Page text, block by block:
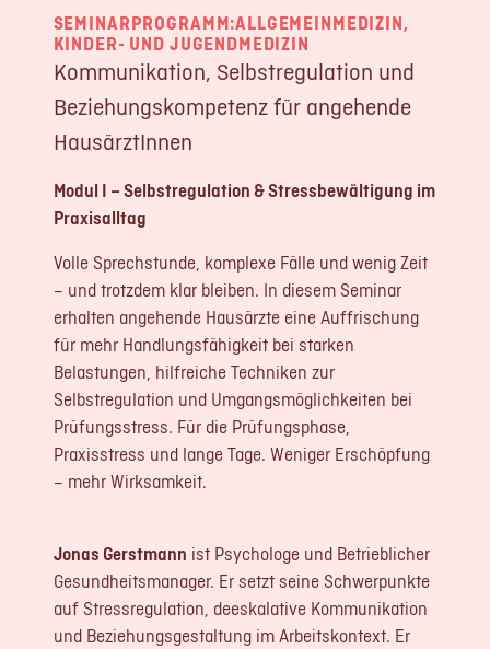
LOGIN
REGISTRIERUNG
Impressum
Datenschutz
SEMINARPROGRAMM:ALLGEMEINMEDIZIN,
KINDER- UND JUGENDMEDIZIN
Kommunikation, Selbstregulation und
Beziehungskompetenz für angehende
HausärztInnen
Modul I – Selbstregulation & Stressbewältigung im
Praxisalltag
Volle Sprechstunde, komplexe Fälle und wenig Zeit
– und trotzdem klar bleiben. In diesem Seminar
erhalten angehende Hausärzte eine Auffrischung
für mehr Handlungsfähigkeit bei starken
Belastungen, hilfreiche Techniken zur
Selbstregulation und Umgangsmöglichkeiten bei
Prüfungsstress. Für die Prüfungsphase,
Praxisstress und lange Tage. Weniger Erschöpfung
– mehr Wirksamkeit.
Jonas Gerstmann ist Psychologe und Betrieblicher
Gesundheitsmanager. Er setzt seine Schwerpunkte
auf Stressregulation, deeskalative Kommunikation
und Beziehungsgestaltung im Arbeitskontext. Er